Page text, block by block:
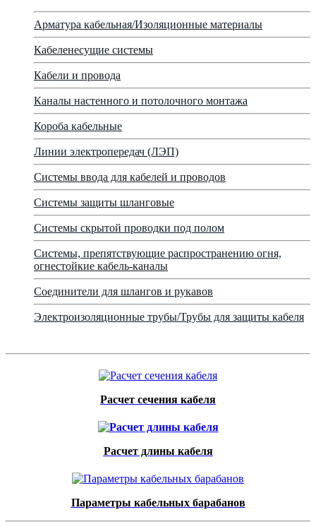
Арматура кабельная/Изоляционные материалы
Кабеленесущие системы
Кабели и провода
Каналы настенного и потолочного монтажа
Короба кабельные
Линии электропередач (ЛЭП)
Системы ввода для кабелей и проводов
Системы защиты шланговые
Системы скрытой проводки под полом
Системы, препятствующие распространению огня,
огнестойкие кабель-каналы
Соединители для шлангов и рукавов
Электроизоляционные трубы/Трубы для защиты кабеля
Расчет сечения кабеля
Расчет длины кабеля
Параметры кабельных барабанов